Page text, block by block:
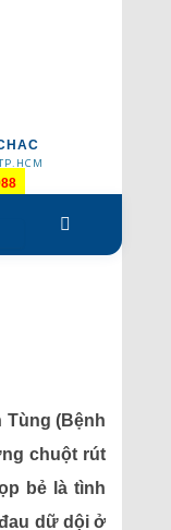
Tùng (Bệnh
chuột rút
bẻ là tình
dữ dội ở